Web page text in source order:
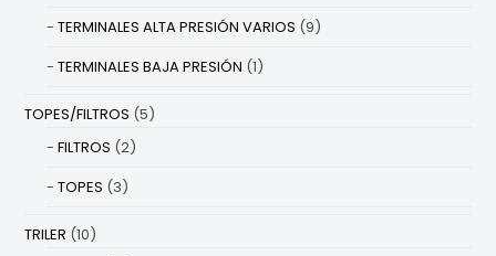
TERMINALES ALTA PRESIÓN VARIOS (9)
TERMINALES BAJA PRESIÓN (1)
TOPES/FILTROS (5)
FILTROS (2)
TOPES (3)
TRILER (10)